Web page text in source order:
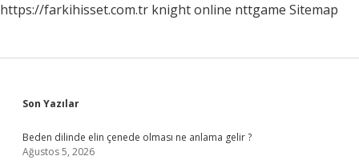
https://farkihisset.com.tr knight online nttgame Sitemap
Sidebar
Son Yazılar
Beden dilinde elin çenede olması ne anlama gelir ?
Ağustos 5, 2026